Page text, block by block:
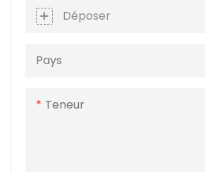
Déposer
Pays
Teneur